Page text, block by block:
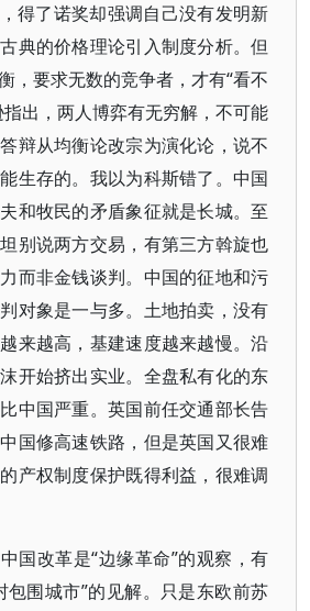
得了诺奖却强调自己没有发明新
典的价格理论引入制度分析。但
，要求无数的竞争者，才有“看不
指出，两人博弈有无穷解，不可能
辩从均衡论改宗为演化论，说不
生存的。我以为科斯错了。中国
和牧民的矛盾象征就是长城。至
别说两方交易，有第三方斡旋也
而非金钱谈判。中国的征地和污
对象是一与多。土地拍卖，没有
来越高，基建速度越来越慢。沿
开始挤出实业。全盘私有化的东
中国严重。英国前任交通部长告
国修高速铁路，但是英国又很难
产权制度保护既得利益，很难调
国改革是“边缘革命”的观察，有
包围城市”的见解。只是东欧前苏